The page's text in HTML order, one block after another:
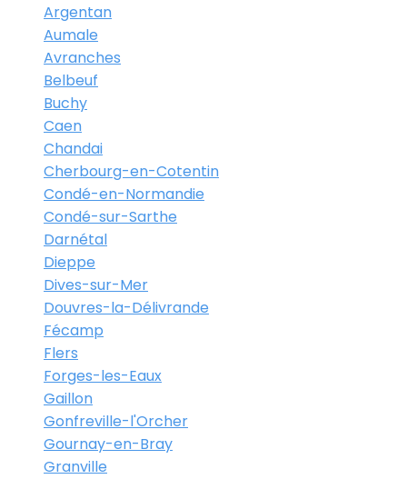
Argentan
Aumale
Avranches
Belbeuf
Buchy
Caen
Chandai
Cherbourg-en-Cotentin
Condé-en-Normandie
Condé-sur-Sarthe
Darnétal
Dieppe
Dives-sur-Mer
Douvres-la-Délivrande
Fécamp
Flers
Forges-les-Eaux
Gaillon
Gonfreville-l'Orcher
Gournay-en-Bray
Granville